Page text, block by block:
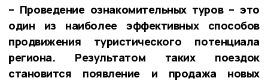
– Проведение ознакомительных туров – это
один из наиболее эффективных способов
продвижения туристического потенциала
региона. Результатом таких поездок
становится появление и продажа новых